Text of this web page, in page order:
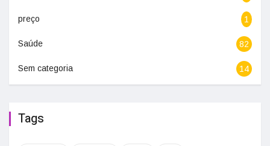
preço 1
Saúde 82
Sem categoria 14
Tags